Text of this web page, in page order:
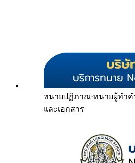
ทนายปฏิภาณ·ทนายผู้ทำค
และเอกสาร